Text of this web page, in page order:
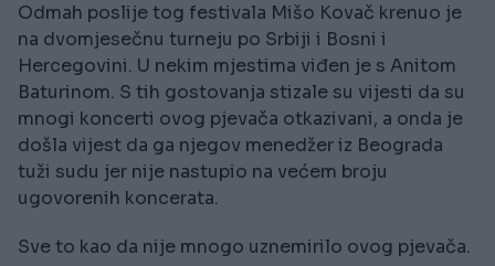
Odmah poslije tog festivala Mišo Kovač krenuo je
na dvomjesečnu turneju po Srbiji i Bosni i
Hercegovini. U nekim mjestima viđen je s Anitom
Baturinom. S tih gostovanja stizale su vijesti da su
mnogi koncerti ovog pjevača otkazivani, a onda je
došla vijest da ga njegov menedžer iz Beograda
tuži sudu jer nije nastupio na većem broju
ugovorenih koncerata.
Sve to kao da nije mnogo uznemirilo ovog pjevača.